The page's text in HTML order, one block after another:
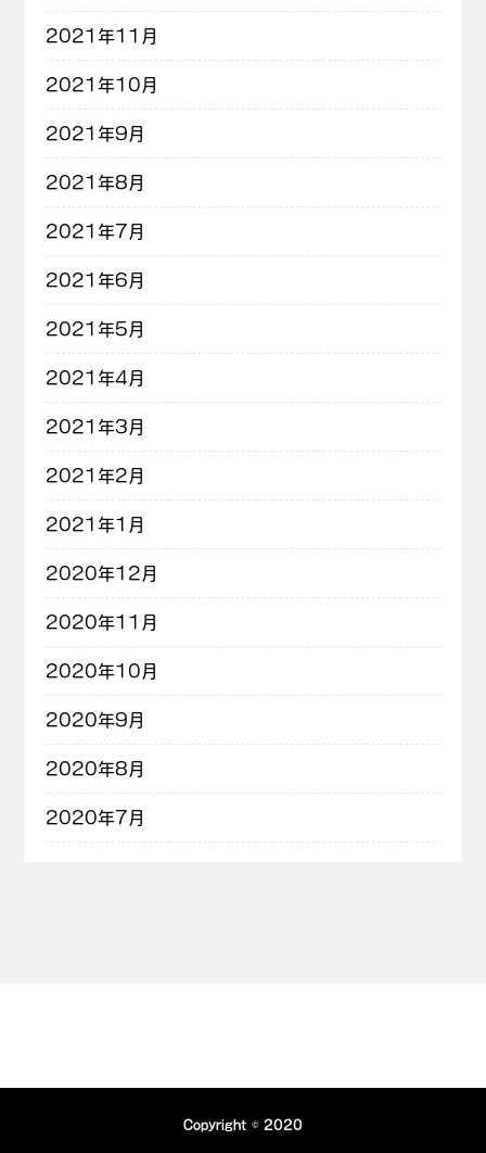
2021年11月
2021年10月
2021年9月
2021年8月
2021年7月
2021年6月
2021年5月
2021年4月
2021年3月
2021年2月
2021年1月
2020年12月
2020年11月
2020年10月
2020年9月
2020年8月
2020年7月
Copyright © 2020